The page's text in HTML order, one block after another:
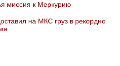
миссия к Меркурию
на МКС груз в рекордно